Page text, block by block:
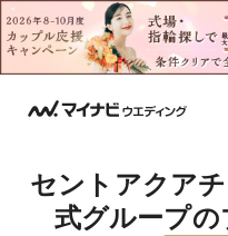
セントアクア
式グループ